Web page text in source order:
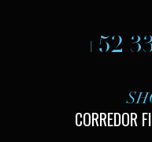
+52
CORREDOR